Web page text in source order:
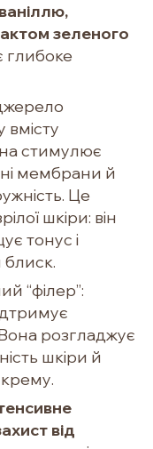
зеленого
глибоке
вмісту
стимулює
мембрани й
Це
шкіри: він
тонус і
“філер”:
розгладжує
шкіри й
від